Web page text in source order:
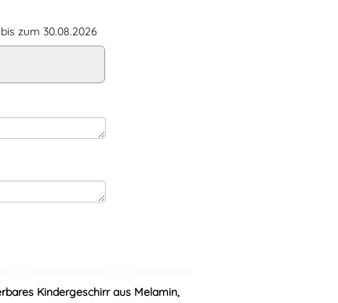
zum 30.08.2026
Kindergeschirr aus Melamin,